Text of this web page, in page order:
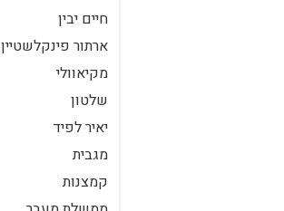
חיים יבין
ארתור פינקלשטיין
מקיאוולי
שלטון
יאיר לפיד
מגבית
קמצנות